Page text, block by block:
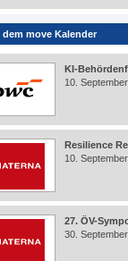
dem move Kalender
KI-
10.
Resilience
10.
27. ÖV-
30.